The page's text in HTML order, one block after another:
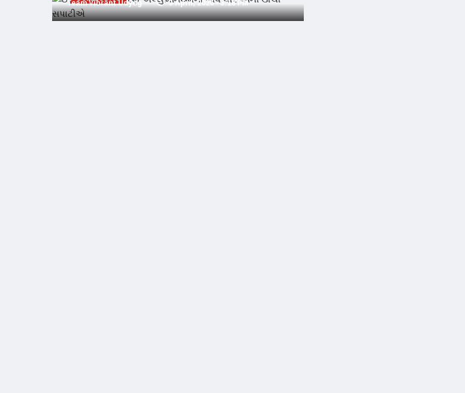
Team Vibrant Udyog 3 April, 2026 - 3:18 PM